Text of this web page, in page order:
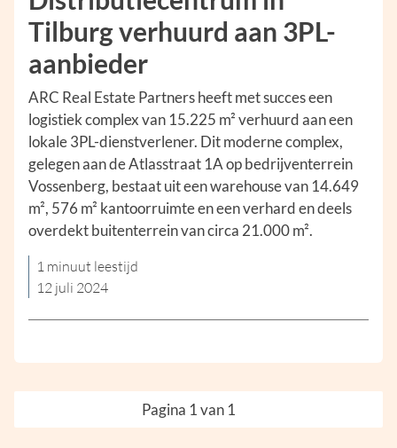
Tilburg verhuurd aan 3PL-
aanbieder
ARC Real Estate Partners heeft met succes een
logistiek complex van 15.225 m² verhuurd aan een
lokale 3PL-dienstverlener. Dit moderne complex,
gelegen aan de Atlasstraat 1A op bedrijventerrein
Vossenberg, bestaat uit een warehouse van 14.649
m², 576 m² kantoorruimte en een verhard en deels
overdekt buitenterrein van circa 21.000 m².
1 minuut leestijd
12 juli 2024
Pagina 1 van 1